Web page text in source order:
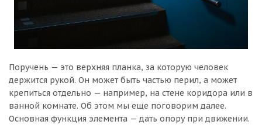
Поручень — это верхняя планка, за которую человек
держится рукой. Он может быть частью перил, а может
крепиться отдельно — например, на стене коридора или в
ванной комнате. Об этом мы еще поговорим далее.
Основная функция элемента — дать опору при движении.